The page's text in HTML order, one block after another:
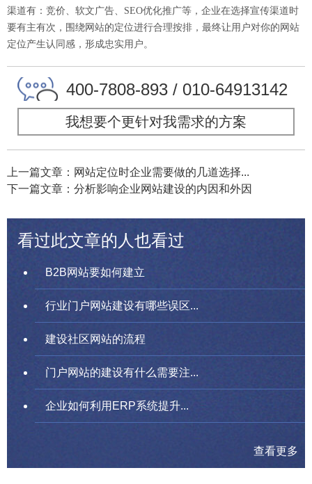
渠道有：竞价、软文广告、SEO优化推广等，企业在选择宣传渠道时
要有主有次，围绕网站的定位进行合理按排，最终让用户对你的网站
定位产生认同感，形成忠实用户。
400-7808-893 / 010-64913142
我想要个更针对我需求的方案
上一篇文章：网站定位时企业需要做的几道选择...
下一篇文章：分析影响企业网站建设的内因和外因
看过此文章的人也看过
B2B网站要如何建立
行业门户网站建设有哪些误区...
建设社区网站的流程
门户网站的建设有什么需要注...
企业如何利用ERP系统提升...
查看更多